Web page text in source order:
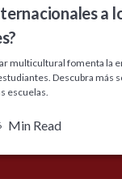
a
multicultural fomenta la
Descubra más
escuelas.
Min Read